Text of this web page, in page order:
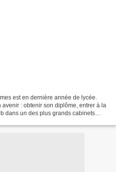
est en dernière année de lycée.
: obtenir son diplôme, entrer à la
dans un des plus grands cabinets